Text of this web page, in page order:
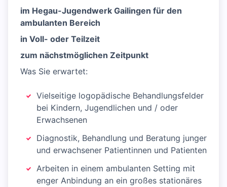
im Hegau-Jugendwerk Gailingen für den
ambulanten Bereich
in Voll- oder Teilzeit
zum nächstmöglichen Zeitpunkt
Was Sie erwartet:
Vielseitige logopädische Behandlungsfelder
bei Kindern, Jugendlichen und / oder
Erwachsenen
Diagnostik, Behandlung und Beratung junger
und erwachsener Patientinnen und Patienten
Arbeiten in einem ambulanten Setting mit
enger Anbindung an ein großes stationäres